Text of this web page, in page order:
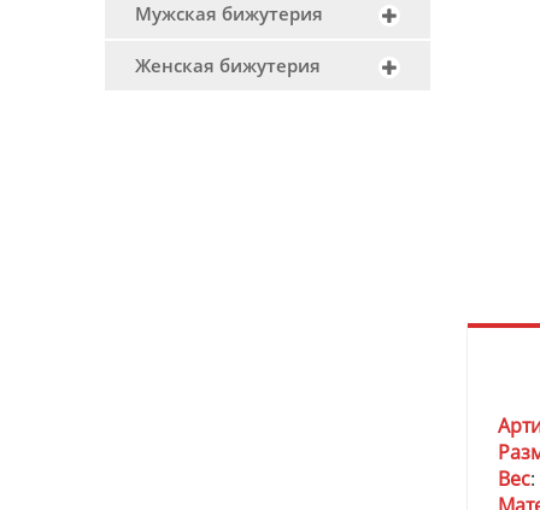
Мужская бижутерия
Женская бижутерия
Вес